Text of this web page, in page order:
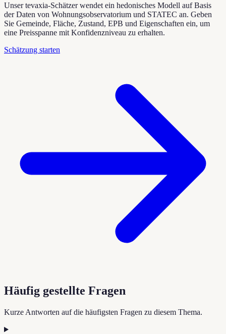
Unser tevaxia-Schätzer wendet ein hedonisches Modell auf Basis
der Daten von Wohnungsobservatorium und STATEC an. Geben
Sie Gemeinde, Fläche, Zustand, EPB und Eigenschaften ein, um
eine Preisspanne mit Konfidenzniveau zu erhalten.
Schätzung starten
Häufig gestellte Fragen
Kurze Antworten auf die häufigsten Fragen zu diesem Thema.